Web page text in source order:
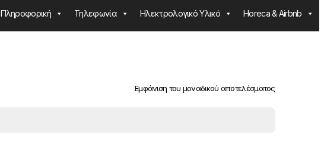
Πληροφορική Τηλεφωνία Ηλεκτρολογικό Υλικό Horeca & Airbnb
Εμφάνιση του μοναδικού αποτελέσματος